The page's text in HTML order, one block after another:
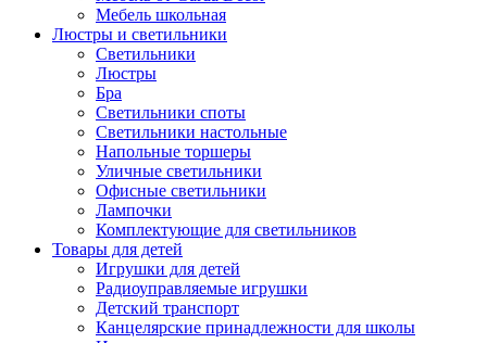
Мебель школьная
Люстры и светильники
Светильники
Люстры
Бра
Светильники споты
Светильники настольные
Напольные торшеры
Уличные светильники
Офисные светильники
Лампочки
Комплектующие для светильников
Товары для детей
Игрушки для детей
Радиоуправляемые игрушки
Детский транспорт
Канцелярские принадлежности для школы